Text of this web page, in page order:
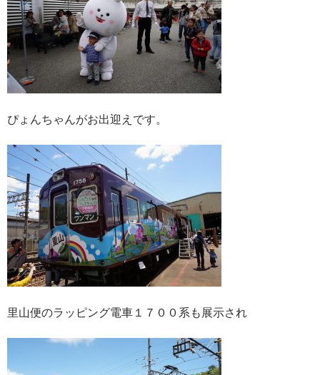
ぴょんちゃんがお出迎えです。
里山便のラッピング電車１７００系も展示され